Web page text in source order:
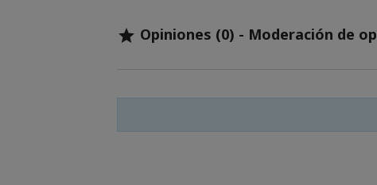
 Opiniones (0) - Moderación de